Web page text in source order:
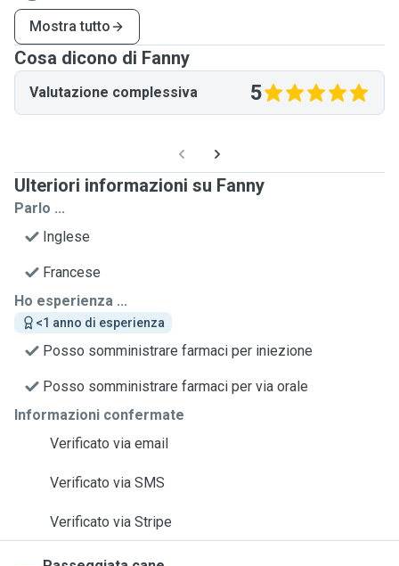
Mostra tutto
Cosa dicono di Fanny
Valutazione complessiva 5
Ulteriori informazioni su Fanny
Parlo ...
Inglese
Francese
Ho esperienza ...
<1 anno di esperienza
Posso somministrare farmaci per iniezione
Posso somministrare farmaci per via orale
Informazioni confermate
Verificato via email
Verificato via SMS
Verificato via Stripe